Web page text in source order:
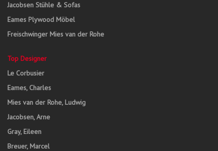
Jacobsen Stühle & Sofas
Eames Plywood Möbel
Freischwinger Mies van der Rohe
Top Designer
Le Corbusier
Eames, Charles
Mies van der Rohe, Ludwig
Jacobsen, Arne
Gray, Eileen
Breuer, Marcel